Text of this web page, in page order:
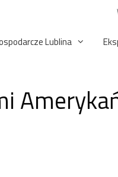
Lublina